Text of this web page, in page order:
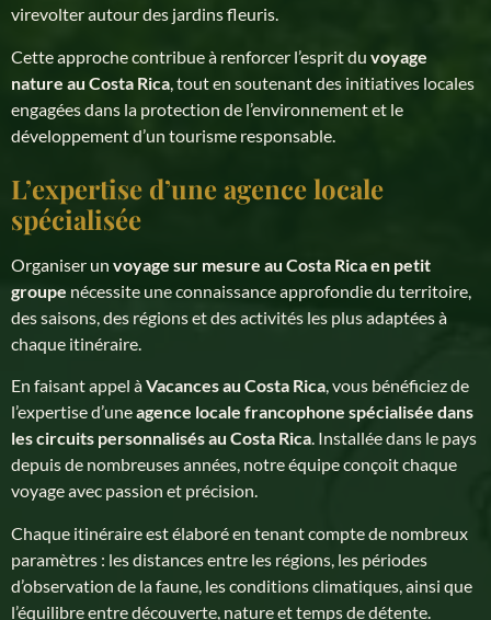
virevolter autour des jardins fleuris.
Cette approche contribue à renforcer l’esprit du voyage
nature au Costa Rica , tout en soutenant des initiatives locales
engagées dans la protection de l’environnement et le
développement d’un tourisme responsable.
L’expertise d’une agence locale
spécialisée
Organiser un voyage sur mesure au Costa Rica en petit
groupe nécessite une connaissance approfondie du territoire,
des saisons, des régions et des activités les plus adaptées à
chaque itinéraire.
En faisant appel àVacances au Costa Rica, vous bénéficiez de
l’expertise d’uneagence locale francophone spécialisée dans
les circuits personnalisés au Costa Rica. Installée dans le pays
depuis de nombreuses années, notre équipe conçoit chaque
voyage avec passion et précision.
Chaque itinéraire est élaboré en tenant compte de nombreux
paramètres : les distances entre les régions, les périodes
d’observation de la faune, les conditions climatiques, ainsi que
l’équilibre entre découverte, nature et temps de détente.